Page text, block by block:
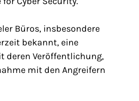
Büros, insbesondere
bekannt, eine
deren Veröffentlichung,
mit den Angreifern